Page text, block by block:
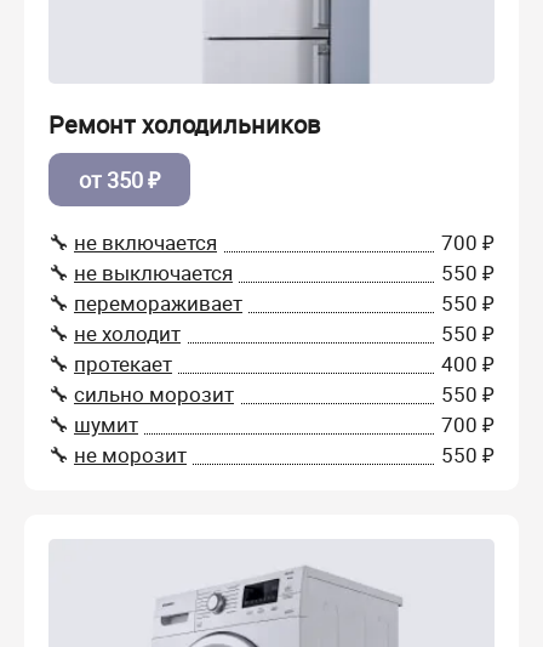
Ремонт холодильников
от 350 ₽
🔧 не включается
700 ₽
🔧 не выключается
550 ₽
🔧 перемораживает
550 ₽
🔧 не холодит
550 ₽
🔧 протекает
400 ₽
🔧 сильно морозит
550 ₽
🔧 шумит
700 ₽
🔧 не морозит 550 ₽